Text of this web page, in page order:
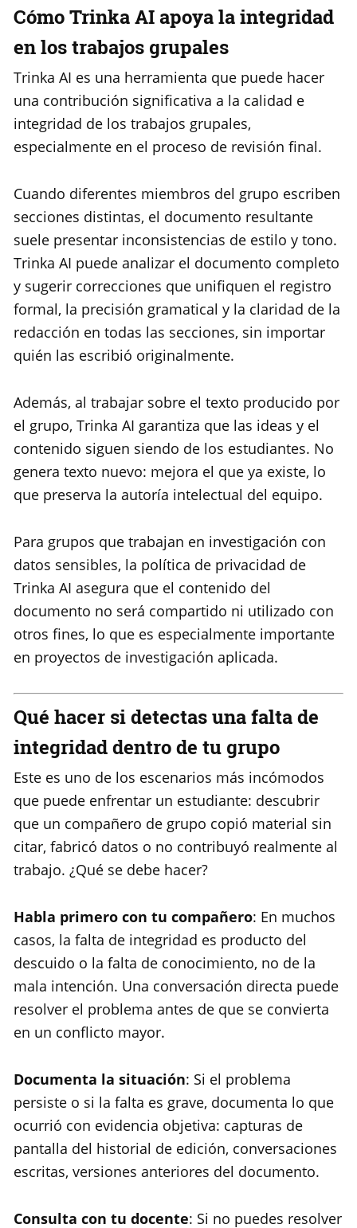
Cómo Trinka AI apoya la integridad
en los trabajos grupales
Trinka AI es una herramienta que puede hacer
una contribución significativa a la calidad e
integridad de los trabajos grupales,
especialmente en el proceso de revisión final.
Cuando diferentes miembros del grupo escriben
secciones distintas, el documento resultante
suele presentar inconsistencias de estilo y tono.
Trinka AI puede analizar el documento completo
y sugerir correcciones que unifiquen el registro
formal, la precisión gramatical y la claridad de la
redacción en todas las secciones, sin importar
quién las escribió originalmente.
Además, al trabajar sobre el texto producido por
el grupo, Trinka AI garantiza que las ideas y el
contenido siguen siendo de los estudiantes. No
genera texto nuevo: mejora el que ya existe, lo
que preserva la autoría intelectual del equipo.
Para grupos que trabajan en investigación con
datos sensibles, la política de privacidad de
Trinka AI asegura que el contenido del
documento no será compartido ni utilizado con
otros fines, lo que es especialmente importante
en proyectos de investigación aplicada.
Qué hacer si detectas una falta de
integridad dentro de tu grupo
Este es uno de los escenarios más incómodos
que puede enfrentar un estudiante: descubrir
que un compañero de grupo copió material sin
citar, fabricó datos o no contribuyó realmente al
trabajo. ¿Qué se debe hacer?
Habla primero con tu compañero: En muchos
casos, la falta de integridad es producto del
descuido o la falta de conocimiento, no de la
mala intención. Una conversación directa puede
resolver el problema antes de que se convierta
en un conflicto mayor.
Documenta la situación: Si el problema
persiste o si la falta es grave, documenta lo que
ocurrió con evidencia objetiva: capturas de
pantalla del historial de edición, conversaciones
escritas, versiones anteriores del documento.
Consulta con tu docente: Si no puedes resolver